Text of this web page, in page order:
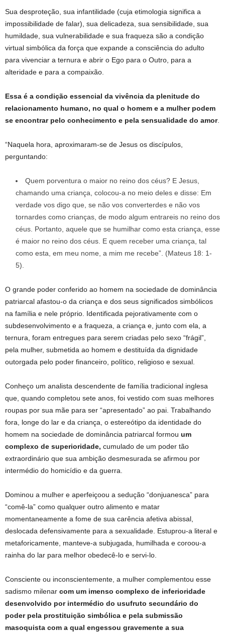
Sua desproteção, sua infantilidade (cuja etimologia significa a
impossibilidade de falar), sua delicadeza, sua sensibilidade, sua
humildade, sua vulnerabilidade e sua fraqueza são a condição
virtual simbólica da força que expande a consciência do adulto
para vivenciar a ternura e abrir o Ego para o Outro, para a
alteridade e para a compaixão.
Essa é a condição essencial da vivência da plenitude do
relacionamento humano, no qual o homem e a mulher podem
se encontrar pelo conhecimento e pela sensualidade do amor.
“Naquela hora, aproximaram-se de Jesus os discípulos,
perguntando:
Quem porventura o maior no reino dos céus? E Jesus,
chamando uma criança, colocou-a no meio deles e disse: Em
verdade vos digo que, se não vos converterdes e não vos
tornardes como crianças, de modo algum entrareis no reino dos
céus. Portanto, aquele que se humilhar como esta criança, esse
é maior no reino dos céus. E quem receber uma criança, tal
como esta, em meu nome, a mim me recebe”. (Mateus 18: 1-
5).
O grande poder conferido ao homem na sociedade de dominância
patriarcal afastou-o da criança e dos seus significados simbólicos
na família e nele próprio. Identificada pejorativamente com o
subdesenvolvimento e a fraqueza, a criança e, junto com ela, a
ternura, foram entregues para serem criadas pelo sexo “frágil”,
pela mulher, submetida ao homem e destituída da dignidade
outorgada pelo poder financeiro, político, religioso e sexual.
Conheço um analista descendente de família tradicional inglesa
que, quando completou sete anos, foi vestido com suas melhores
roupas por sua mãe para ser “apresentado” ao pai. Trabalhando
fora, longe do lar e da criança, o estereótipo da identidade do
homem na sociedade de dominância patriarcal formou um
complexo de superioridade, cumulado de um poder tão
extraordinário que sua ambição desmesurada se afirmou por
intermédio do homicídio e da guerra.
Dominou a mulher e aperfeiçoou a sedução “donjuanesca” para
“comê-la” como qualquer outro alimento e matar
momentaneamente a fome de sua carência afetiva abissal,
deslocada defensivamente para a sexualidade. Estuprou-a literal e
metaforicamente, manteve-a subjugada, humilhada e coroou-a
rainha do lar para melhor obedecê-lo e servi-lo.
Consciente ou inconscientemente, a mulher complementou esse
sadismo milenar com um imenso complexo de inferioridade
desenvolvido por intermédio do usufruto secundário do
poder pela prostituição simbólica e pela submissão
masoquista com a qual engessou gravemente a sua